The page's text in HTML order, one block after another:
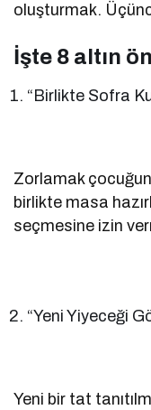
oluşturmak.
İşte 8 altın
“Birlikte Sofra
Zorlamak çocuğun
birlikte masa
seçmesine izin
“Yeni Yiyeceği
Yeni bir tat